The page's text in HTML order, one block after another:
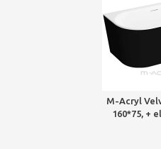
és az általunk használt szaniterakril
értelemben is) tiszta
aszimmetrikus kádra és a
M-Acryl
160*75, +